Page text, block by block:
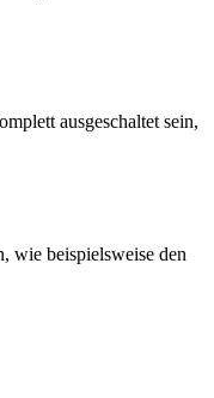
ausgeschaltet sein,
wie beispielsweise den